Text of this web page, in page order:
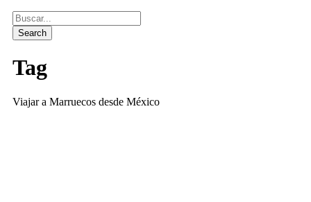
Tag
Viajar a Marruecos desde México